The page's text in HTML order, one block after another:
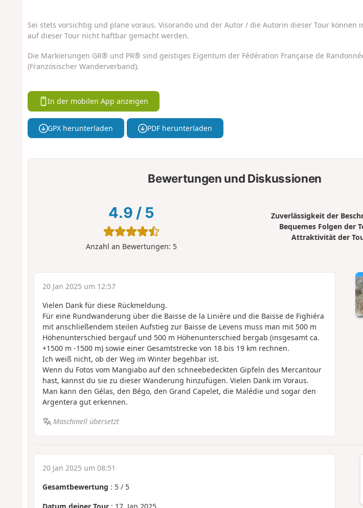
Sei stets vorsichtig und plane voraus. Visorando und der Autor / die Autorin dieser Tour können
auf dieser Tour nicht haftbar gemacht werden.
Die Markierungen GR® und PR® sind geistiges Eigentum der Fédération Française de
(Französischer Wanderverband).
In der mobilen App anzeigen
GPX herunterladen PDF herunterladen
Bewertungen und Diskussionen
4.9 / 5
Anzahl an Bewertungen: 5
Zuverlässigkeit der
Bequemes Folgen der
Attraktivität der
20 Jan 2025 um 12:57
Vielen Dank für diese Rückmeldung.
Für eine Rundwanderung über die Baisse de la Linière und die Baisse de Fighiéra
mit anschließendem steilen Aufstieg zur Baisse de Levens muss man mit 500 m
Höhenunterschied bergauf und 500 m Höhenunterschied bergab (insgesamt ca.
+1500 m -1500 m) sowie einer Gesamtstrecke von 18 bis 19 km rechnen.
Ich weiß nicht, ob der Weg im Winter begehbar ist.
Wenn du Fotos vom Mangiabo auf den schneebedeckten Gipfeln des Mercantour
hast, kannst du sie zu dieser Wanderung hinzufügen. Vielen Dank im Voraus.
Man kann den Gélas, den Bégo, den Grand Capelet, die Malédie und sogar den
Argentera gut erkennen.
Maschinell übersetzt
20 Jan 2025 um 08:51
Gesamtbewertung : 5/ 5